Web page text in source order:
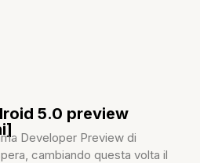
5.0 preview
Developer Preview di
cambiando questa volta il